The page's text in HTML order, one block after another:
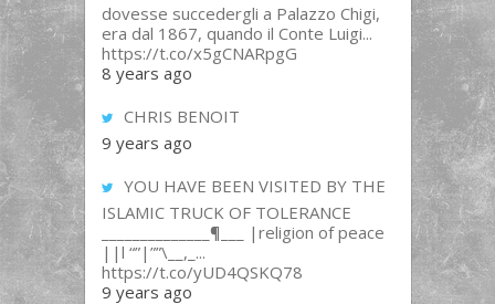
dovesse succedergli a Palazzo Chigi,
era dal 1867, quando il Conte Luigi...
https://t.co/x5gCNARpgG
8 years ago
CHRIS BENOIT
9 years ago
YOU HAVE BEEN VISITED BY THE
ISLAMIC TRUCK OF TOLERANCE
______________¶___ |religion of peace
||l “”|””\__,_...
https://t.co/yUD4QSKQ78
9 years ago